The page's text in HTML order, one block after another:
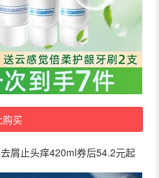
购买
屑止头痒420ml券后54.2元起